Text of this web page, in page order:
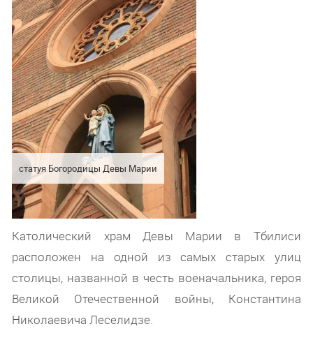
статуя Богородицы Девы Марии
Католический храм Девы Марии в Тбилиси
расположен на одной из самых старых улиц
столицы, названной в честь военачальника, героя
Великой Отечественной войны, Константина
Николаевича Леселидзе.